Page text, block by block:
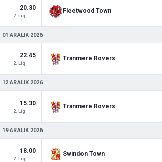
20.30
2. Lig
Fleetwood Town
01 ARALIK 2026
22.45
2. Lig
Tranmere Rovers
12 ARALIK 2026
15.30
2. Lig
Tranmere Rovers
19 ARALIK 2026
18.00
2. Lig
Swindon Town